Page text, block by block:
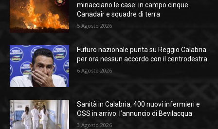
minacciano le case: in campo cinque
Canadair e squadre di terra
5 Agosto 2026
Futuro nazionale punta su Reggio Calabria:
per ora nessun accordo con il centrodestra
6 Agosto 2026
Sanità in Calabria, 400 nuovi infermieri e
OSS in arrivo: l’annuncio di Bevilacqua
3 Agosto 2026